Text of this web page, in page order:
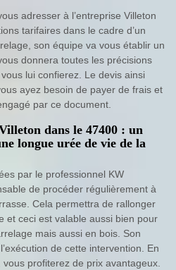
adresser à l’entreprise Villeton
tarifaires dans le cadre d’un
son équipe va vous établir un
donnera toutes les précisions
lui confierez. Le devis ainsi
ayez besoin de payer de frais et
par ce document.
dans le 47400 : un
longue urée de vie de la
par le professionnel KW
de procéder régulièrement à
Cela permettra de rallonger
et ceci est valable aussi bien pour
mais aussi en bois. Son
de cette intervention. En
profiterez de prix avantageux.